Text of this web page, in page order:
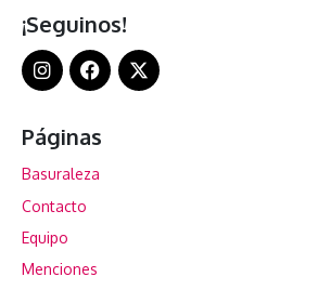
¡Seguinos!
Páginas
Basuraleza
Contacto
Equipo
Menciones